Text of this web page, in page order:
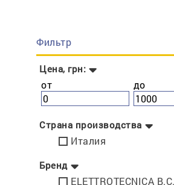
Фильтр
Цена, грн:
от до
Страна производства
Италия
Бренд
ELETTROTECNICA B.C.